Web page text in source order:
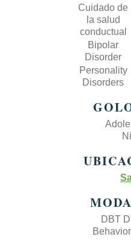
Cuidado de
la salud
conductual
Bipolar
Disorder
Personality
Disorders
DBT